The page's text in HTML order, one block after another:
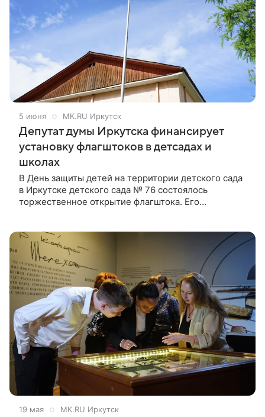
5 июня МК.RU Иркутск
Депутат думы Иркутска финансирует
установку флагштоков в детсадах и
школах
В День защиты детей на территории детского сада
в Иркутске детского сада № 76 состоялось
торжественное открытие флагштока. Его
проекта «Историческая память» партии «Единая
Россия».
19 мая МК.RU Иркутск